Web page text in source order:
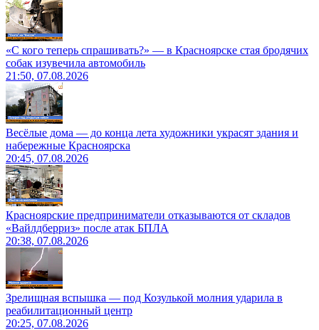
«С кого теперь спрашивать?» — в Красноярске стая бродячих
собак изувечила автомобиль
21:50, 07.08.2026
Весёлые дома — до конца лета художники украсят здания и
набережные Красноярска
20:45, 07.08.2026
Красноярские предприниматели отказываются от складов
«Вайлдберриз» после атак БПЛА
20:38, 07.08.2026
Зрелищная вспышка — под Козулькой молния ударила в
реабилитационный центр
20:25, 07.08.2026